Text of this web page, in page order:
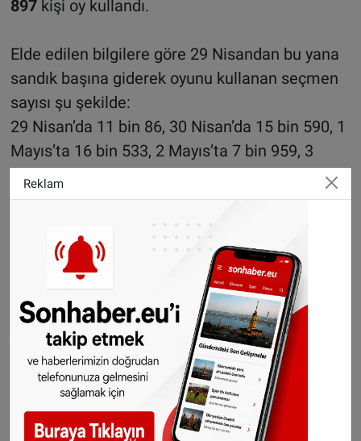
897 kişi oy kullandı.
Elde edilen bilgilere göre 29 Nisandan bu yana
sandık başına giderek oyunu kullanan seçmen
sayısı şu şekilde:
29 Nisan’da 11 bin 86, 30 Nisan’da 15 bin 590, 1
Mayıs’ta 16 bin 533, 2 Mayıs’ta 7 bin 959, 3
Mayıs’ta 7 bin 225, 4 Mayıs’ta 6 bin 612, 5
Mayıs’ta 6 bin 595, 6 Mayıs’ta 6 bin 420 ve 7
Mayıs’ta 7 bin 877 seçmen oy kullandı.
Belçika’da toplam oy kullanan kişi sayısı
kişi
Oy verme işlemi biten diğer ülkeler
Yurtdışında kurulan sandıklardan 7 Mayıs günü
sandıkların kapandığı ülkeler:
Afganistan, Amerika Birleşik Devletleri,
Arnavutluk, Avustralya, Azerbaycan, Bahreyn,
Belçika, Belarus, Birleşik Arap Emirlikleri,
Reklam